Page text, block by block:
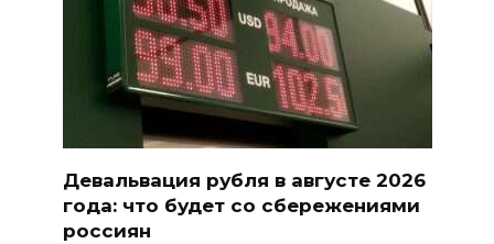
Девальвация рубля в августе 2026
года: что будет со сбережениями
россиян